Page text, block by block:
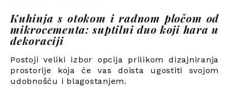
Kuhinja s otokom i radnom pločom od
mikrocementa: suptilni duo koji hara u
dekoraciji
Postoji veliki izbor opcija prilikom dizajniranja
prostorije koja će vas doista ugostiti svojom
udobnošću i blagostanjem.